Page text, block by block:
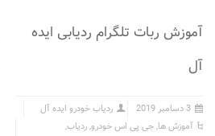
آموزش ربات تلگرام ردیابی ایده
آل
3 دسامبر 2019
ردیاب خودرو ایده آل
آموزش ها,جی پی اس خودرو,ردیاب,